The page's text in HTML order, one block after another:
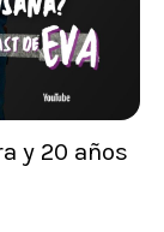
y 20 años